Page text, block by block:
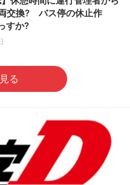
交換? バス停の休止作
すか?
る